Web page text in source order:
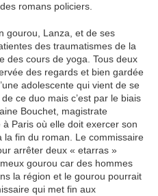
romans policiers.
gourou, Lanza, et de ses
des traumatismes de la
des cours de yoga. Tous deux
des regards et bien gardée
adolescente qui vient de se
ce duo mais c’est par le biais
Bouchet, magistrate
à Paris où elle doit exercer son
la fin du roman. Le commissaire
arrêter deux « etarras »
gourou car des hommes
la région et le gourou pourrait
qui met fin aux